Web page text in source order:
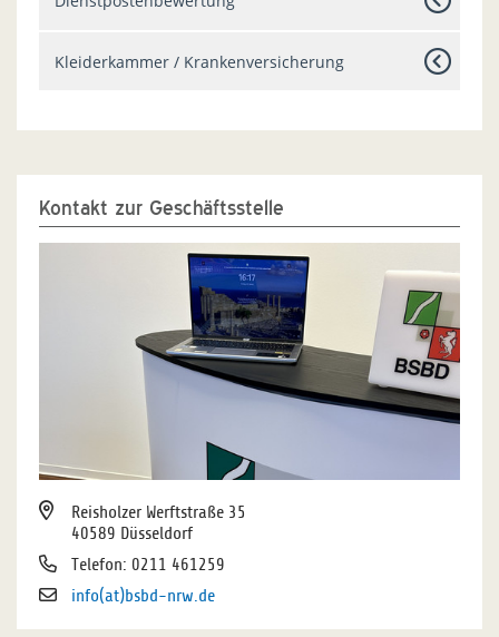
Kleiderkammer / Krankenversicherung
Kontakt zur Geschäftsstelle
Reisholzer Werftstraße 35
40589 Düsseldorf
Telefon: 0211 461259
info(at)bsbd-nrw.de